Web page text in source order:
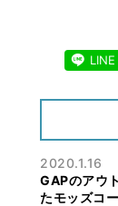
LINE
2020.1.16
GAPのアウ
たモッズコ